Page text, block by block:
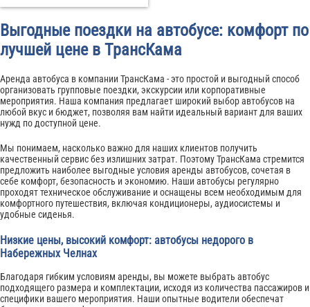
Выгодные поездки на автобусе: комфорт по
лучшей цене в ТрансКама
Аренда автобуса в компании ТрансКама - это простой и выгодный способ
организовать групповые поездки, экскурсии или корпоративные
мероприятия. Наша компания предлагает широкий выбор автобусов на
любой вкус и бюджет, позволяя вам найти идеальный вариант для ваших
нужд по доступной цене.
Мы понимаем, насколько важно для наших клиентов получить
качественный сервис без излишних затрат. Поэтому ТрансКама стремится
предложить наиболее выгодные условия аренды автобусов, сочетая в
себе комфорт, безопасность и экономию. Наши автобусы регулярно
проходят техническое обслуживание и оснащены всем необходимым для
комфортного путешествия, включая кондиционеры, аудиосистемы и
удобные сиденья.
Низкие цены, высокий комфорт: автобусы недорого в
Набережных Челнах
Благодаря гибким условиям аренды, вы можете выбрать автобус
подходящего размера и комплектации, исходя из количества пассажиров и
специфики вашего мероприятия. Наши опытные водители обеспечат